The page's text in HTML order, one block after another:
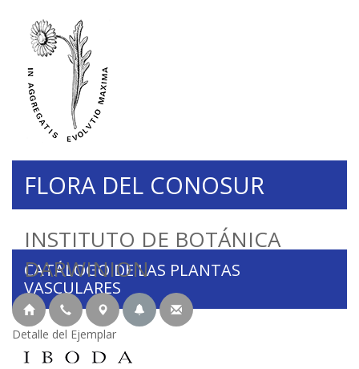
INSTITUTO DE BOTÁNICA
DARWINION
FLORA DEL CONOSUR
CATÁLOGO DE LAS PLANTAS
VASCULARES
Detalle del Ejemplar